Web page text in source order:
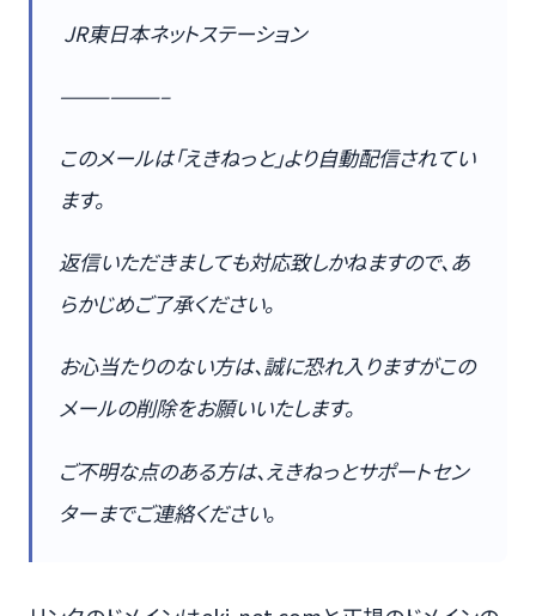
JR東日本ネットステーション
——————–
このメールは「えきねっと」より自動配信されてい
ます。
返信いただきましても対応致しかねますので、あ
らかじめご了承ください。
お心当たりのない方は、誠に恐れ入りますがこの
メールの削除をお願いいたします。
ご不明な点のある方は、えきねっとサポートセン
ターまでご連絡ください。